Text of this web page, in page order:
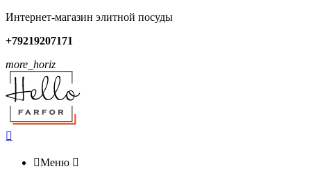
Интернет-магазин элитной посуды
+79219207171
more_horiz

Меню 